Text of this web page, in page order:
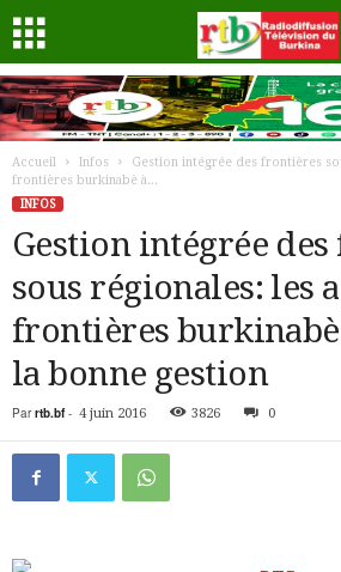
Accueil Infos
Gestion intégrée des frontières
frontières burkinabè à...
INFOS
Gestion intégrée
sous régionales: les
frontières burkinabè
la bonne gestion
Par rtb.bf- 4 juin 2016 3826 0